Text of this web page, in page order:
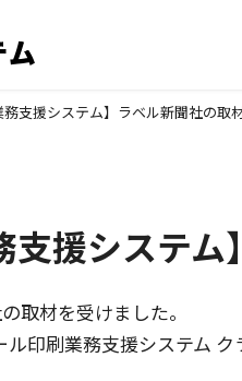
務支援システム】ラベル新聞社の取
支援システ
取材を受けました。
印刷業務支援システム